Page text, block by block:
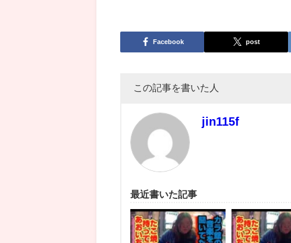
Facebook post
この記事を書いた人
jin115f
最近書いた記事